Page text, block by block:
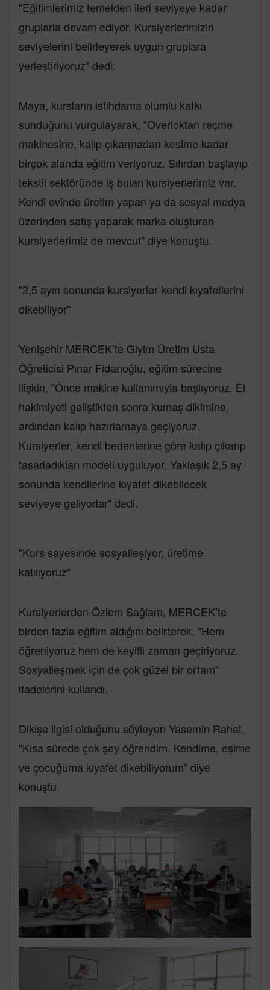
"Eğitimlerimiz temelden ileri seviyeye kadar
gruplarla devam ediyor. Kursiyerlerimizin
seviyelerini belirleyerek uygun gruplara
yerleştiriyoruz" dedi.
Maya, kursların istihdama olumlu katkı
sunduğunu vurgulayarak, "Overloktan reçme
makinesine, kalıp çıkarmadan kesime kadar
birçok alanda eğitim veriyoruz. Sıfırdan başlayıp
tekstil sektöründe iş bulan kursiyerlerimiz var.
Kendi evinde üretim yapan ya da sosyal medya
üzerinden satış yaparak marka oluşturan
kursiyerlerimiz de mevcut" diye konuştu.
"2,5 ayın sonunda kursiyerler kendi kıyafetlerini
dikebiliyor"
Yenişehir MERCEK’te Giyim Üretim Usta
Öğreticisi Pınar Fidanoğlu, eğitim sürecine
ilişkin, "Önce makine kullanımıyla başlıyoruz. El
hakimiyeti geliştikten sonra kumaş dikimine,
ardından kalıp hazırlamaya geçiyoruz.
Kursiyerler, kendi bedenlerine göre kalıp çıkarıp
tasarladıkları modeli uyguluyor. Yaklaşık 2,5 ay
sonunda kendilerine kıyafet dikebilecek
seviyeye geliyorlar" dedi.
"Kurs sayesinde sosyalleşiyor, üretime
katılıyoruz"
Kursiyerlerden Özlem Sağlam, MERCEK’te
birden fazla eğitim aldığını belirterek, "Hem
öğreniyoruz hem de keyifli zaman geçiriyoruz.
Sosyalleşmek için de çok güzel bir ortam"
ifadelerini kullandı.
Dikişe ilgisi olduğunu söyleyen Yasemin Rahat,
"Kısa sürede çok şey öğrendim. Kendime, eşime
ve çocuğuma kıyafet dikebiliyorum" diye
konuştu.